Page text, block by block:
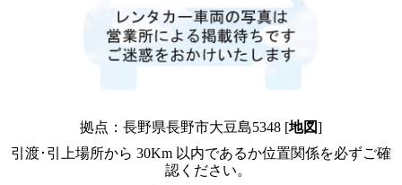
拠点：長野県長野市大豆島5348 [地図]
引渡･引上場所から 30Km 以内であるか位置関係を必ずご確
認ください。